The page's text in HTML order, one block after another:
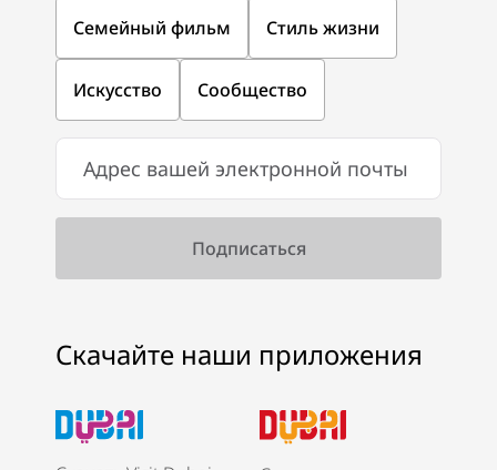
Семейный фильм Стиль жизни
Искусство Сообщество
Скачайте наши приложения